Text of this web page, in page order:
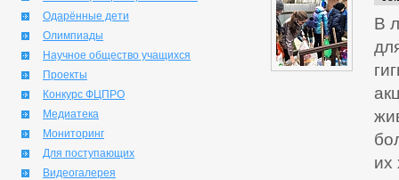
Одарённые дети
Олимпиады
Научное общество учащихся
Проекты
Конкурс ФЦПРО
Медиатека
Мониторинг
Для поступающих
Видеогалерея
В
их